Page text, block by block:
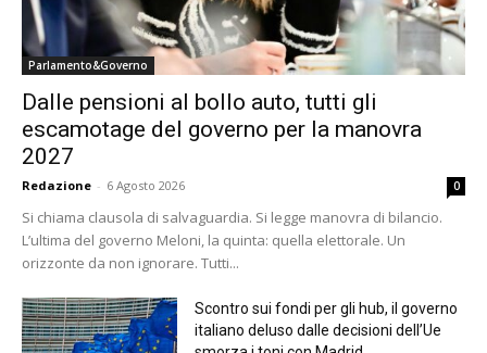
Parlamento&Governo
Dalle pensioni al bollo auto, tutti gli
escamotage del governo per la manovra
2027
Redazione - 6 Agosto 2026 0
Si chiama clausola di salvaguardia. Si legge manovra di bilancio.
L’ultima del governo Meloni, la quinta: quella elettorale. Un
orizzonte da non ignorare. Tutti...
Scontro sui fondi per gli hub, il governo
italiano deluso dalle decisioni dell’Ue